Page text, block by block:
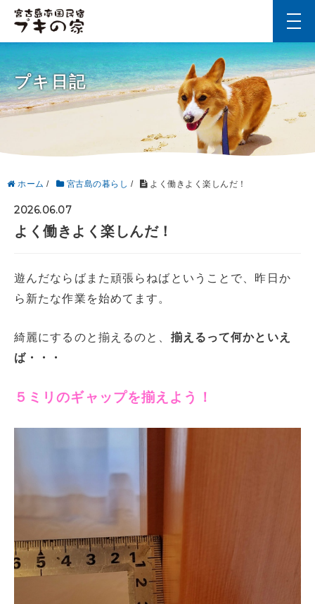
プキ日記
ホーム / 宮古島の暮らし / よく働きよく楽しんだ！
2026.06.07
よく働きよく楽しんだ！
遊んだならばまた頑張らねばということで、昨日か
ら新たな作業を始めてます。
綺麗にするのと揃えるのと、 揃えるって何かといえ
ば・・・
５ミリのギャップを揃えよう！
t
o
g
g
l
v
a